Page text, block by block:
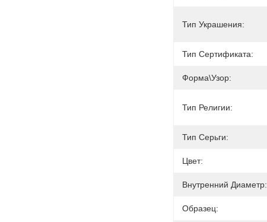
Тип Украшения:
Тип Сертификата:
Форма\узор:
Тип Религии:
Тип Серьги:
Цвет:
Внутренний Диаметр:
Образец: